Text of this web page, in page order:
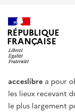
RÉPUBLIQUE
FRANÇAISE
acceslibre a pour
les lieux recevant
le plus largement